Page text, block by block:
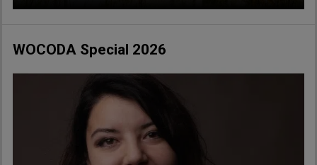
WOCODA Special 2026